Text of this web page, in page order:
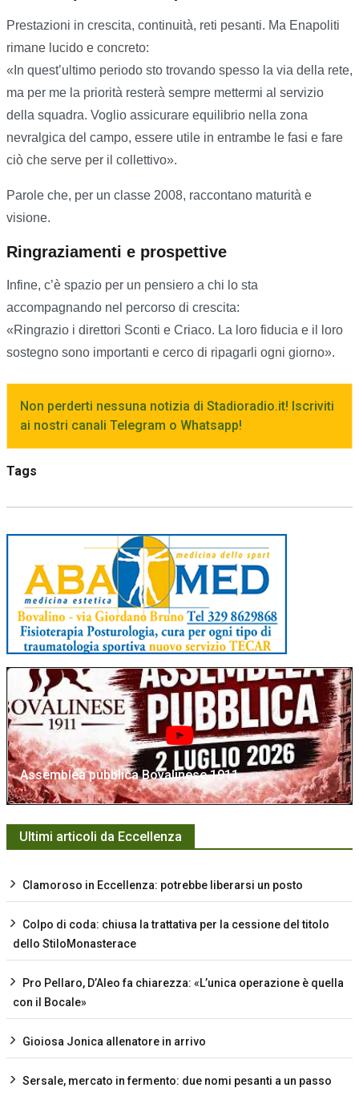
Prestazioni in crescita, continuità, reti pesanti. Ma Enapoliti
rimane lucido e concreto:
«In quest’ultimo periodo sto trovando spesso la via della rete,
ma per me la priorità resterà sempre mettermi al servizio
della squadra. Voglio assicurare equilibrio nella zona
nevralgica del campo, essere utile in entrambe le fasi e fare
ciò che serve per il collettivo».
Parole che, per un classe 2008, raccontano maturità e
visione.
Ringraziamenti e prospettive
Infine, c’è spazio per un pensiero a chi lo sta
accompagnando nel percorso di crescita:
«Ringrazio i direttori Sconti e Criaco. La loro fiducia e il loro
sostegno sono importanti e cerco di ripagarli ogni giorno».
Non perderti nessuna notizia di Stadioradio.it! Iscriviti
ai nostri canali Telegram o Whatsapp!
Tags
Assemblea pubblica Bovalinese 1911
Ultimi articoli da Eccellenza
Clamoroso in Eccellenza: potrebbe liberarsi un posto
Colpo di coda: chiusa la trattativa per la cessione del titolo
dello StiloMonasterace
Pro Pellaro, D’Aleo fa chiarezza: «L’unica operazione è quella
con il Bocale»
Gioiosa Jonica allenatore in arrivo
Sersale, mercato in fermento: due nomi pesanti a un passo